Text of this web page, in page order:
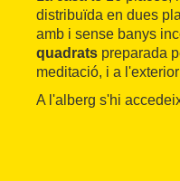
distribuïda en dues
amb i sense banys
quadrats preparada
meditació, i a
A l'alberg s'hi